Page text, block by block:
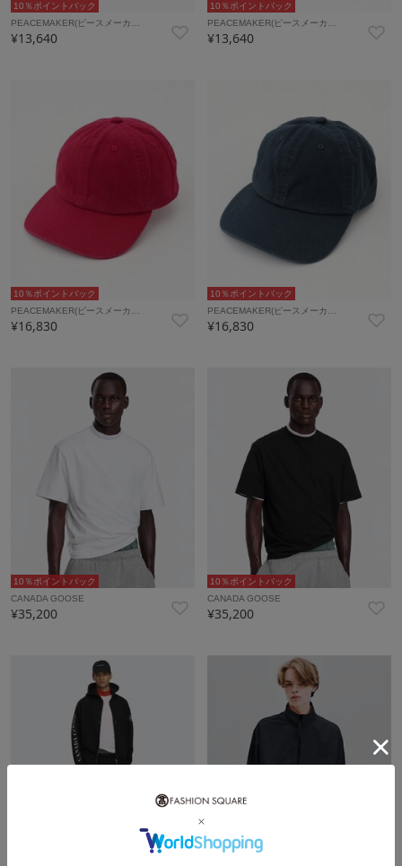
10％ポイントバック
PEACEMAKER(ピースメーカ…
¥13,640
10％ポイントバック
PEACEMAKER(ピースメーカ…
¥13,640
10％ポイントバック
PEACEMAKER(ピースメーカ…
¥16,830
10％ポイントバック
PEACEMAKER(ピースメーカ…
¥16,830
10％ポイントバック
CANADA GOOSE
¥35,200
10％ポイントバック
CANADA GOOSE
¥35,200